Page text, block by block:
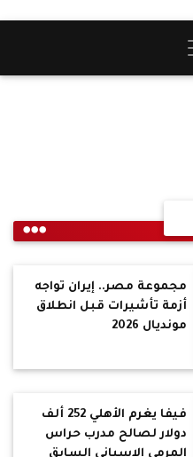
مجموعة مصر.. إيران تواجه
أزمة تأشيرات قبل انطلاق
مونديال 2026
فيفا يغرم الأهلي 252 ألف
دولار لصالح مدرب حراس
المرمى الإسباني السابق